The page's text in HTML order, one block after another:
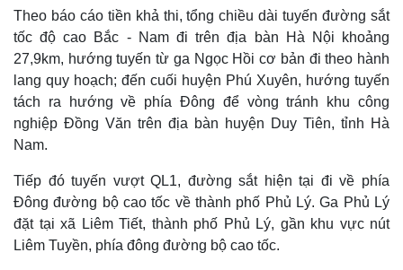
Thế giới
Quan sát
Multimedia
Video
Theo báo cáo tiền khả thi, tổng chiều dài tuyến đường sắt
tốc độ cao Bắc - Nam đi trên địa bàn Hà Nội khoảng
27,9km, hướng tuyến từ ga Ngọc Hồi cơ bản đi theo hành
lang quy hoạch; đến cuối huyện Phú Xuyên, hướng tuyến
tách ra hướng về phía Đông để vòng tránh khu công
nghiệp Đồng Văn trên địa bàn huyện Duy Tiên, tỉnh Hà
Nam.
Tiếp đó tuyến vượt QL1, đường sắt hiện tại đi về phía
Đông đường bộ cao tốc về thành phố Phủ Lý. Ga Phủ Lý
đặt tại xã Liêm Tiết, thành phố Phủ Lý, gần khu vực nút
Liêm Tuyền, phía đông đường bộ cao tốc.